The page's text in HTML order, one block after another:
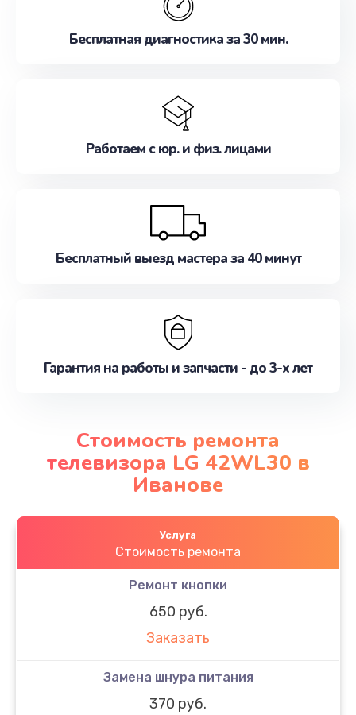
Бесплатная диагностика за 30 мин.
Работаем с юр. и физ. лицами
Бесплатный выезд мастера за 40 минут
Гарантия на работы и запчасти - до 3-х лет
Стоимость ремонта
телевизора LG 42WL30 в
Иванове
Услуга
Стоимость ремонта
Ремонт кнопки
650 руб.
Заказать
Замена шнура питания
370 руб.